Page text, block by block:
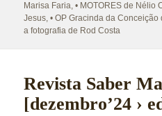
Marisa Faria,• MOTORES de Nélio
Jesus,• OP Gracinda da Conceição
a fotografia de Rod Costa
Revista Saber
[dezembro’24 ›